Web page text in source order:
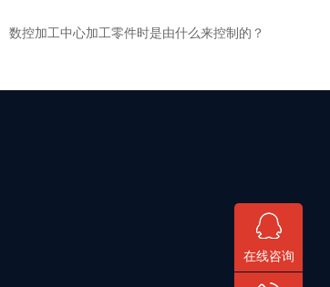
数控加工中心加工零件时是由什么来控制的？
在线咨询